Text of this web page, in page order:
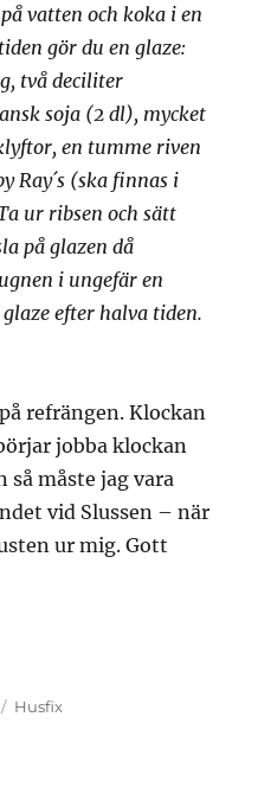
vatten och koka i en
gör du en glaze:
två deciliter
soja (2 dl), mycket
en tumme riven
Ray´s (ska finnas i
ur ribsen och sätt
på glazen då
i ungefär en
efter halva tiden.
refrängen. Klockan
jobba klockan
måste jag vara
vid Slussen – när
ur mig. Gott
Kategorier
Husfix